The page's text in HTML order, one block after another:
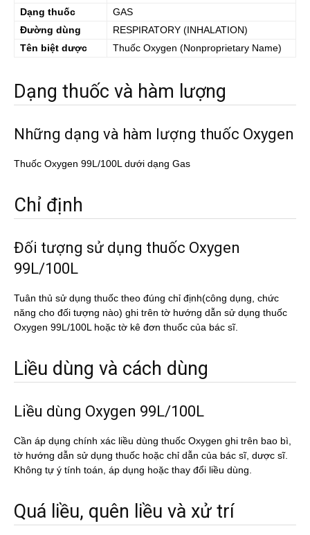
Dạng thuốc
GAS
Đường dùng
RESPIRATORY (INHALATION)
Tên biệt dược
Thuốc Oxygen (Nonproprietary Name)
Dạng thuốc và hàm lượng
Những dạng và hàm lượng thuốc Oxygen
Thuốc Oxygen 99L/100L dưới dạng Gas
Chỉ định
Đối tượng sử dụng thuốc Oxygen
99L/100L
Tuân thủ sử dụng thuốc theo đúng chỉ định(công dụng, chức
năng cho đối tượng nào) ghi trên tờ hướng dẫn sử dụng thuốc
Oxygen 99L/100L hoặc tờ kê đơn thuốc của bác sĩ.
Liều dùng và cách dùng
Liều dùng Oxygen 99L/100L
Cần áp dụng chính xác liều dùng thuốc Oxygen ghi trên bao bì,
tờ hướng dẫn sử dụng thuốc hoặc chỉ dẫn của bác sĩ, dược sĩ.
Không tự ý tính toán, áp dụng hoặc thay đổi liều dùng.
Quá liều, quên liều và xử trí